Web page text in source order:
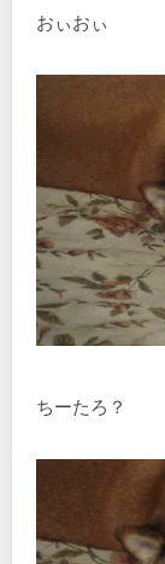
おぃおぃ
ちーたろ？